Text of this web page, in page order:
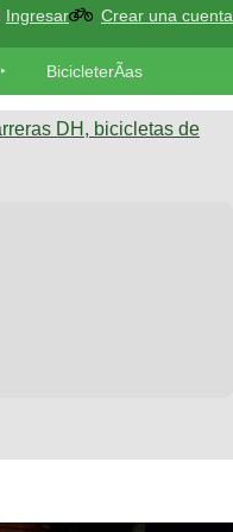
Ingresar Crear una cuenta
BicicleterÃ­as
DH, bicicletas de